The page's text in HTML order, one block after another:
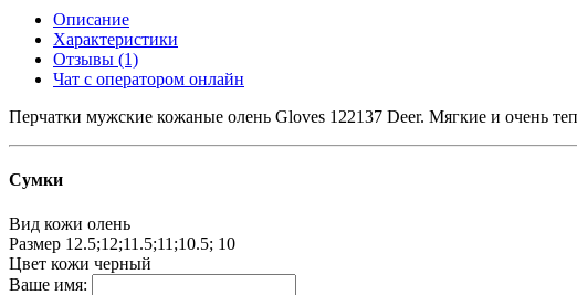
Описание
Характеристики
Отзывы (1)
Чат с оператором онлайн
Перчатки мужские кожаные олень Gloves 122137 Deer. Мягкие и очень
Сумки
Вид кожи олень
Размер 12.5;12;11.5;11;10.5; 10
Цвет кожи черный
Ваше имя: